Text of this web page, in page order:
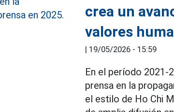
crea un
valores
| 19/05/2026 - 15:59
En el período 2021-
prensa en la
el estilo de Ho Chi